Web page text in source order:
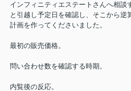
インフィニティエステートさんへ相談
と引越し予定日を確認し、そこから逆
計画を作ってくださいました。
最初の販売価格。
問い合わせ数を確認する時期。
内覧後の反応。